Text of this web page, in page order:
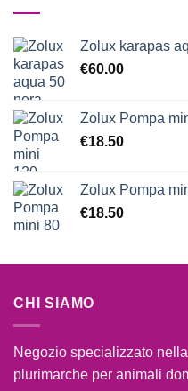
Zolux karapas
€60.00
Zolux Pompa
€18.50
Zolux Pompa
€18.50
CHI SIAMO
Negozio specializzato
plurimarche per animali